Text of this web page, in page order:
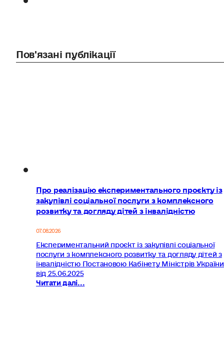
Пов'язані публікації
Про реалізацію експериментального проєкту із
закупівлі соціальної послуги з комплексного
розвитку та догляду дітей з інвалідністю
07.08.2026
Експериментальний проєкт із закупівлі соціальної
послуги з комплексного розвитку та догляду дітей з
інвалідністю Постановою Кабінету Міністрів України
від 25.06.2025
Читати далі...